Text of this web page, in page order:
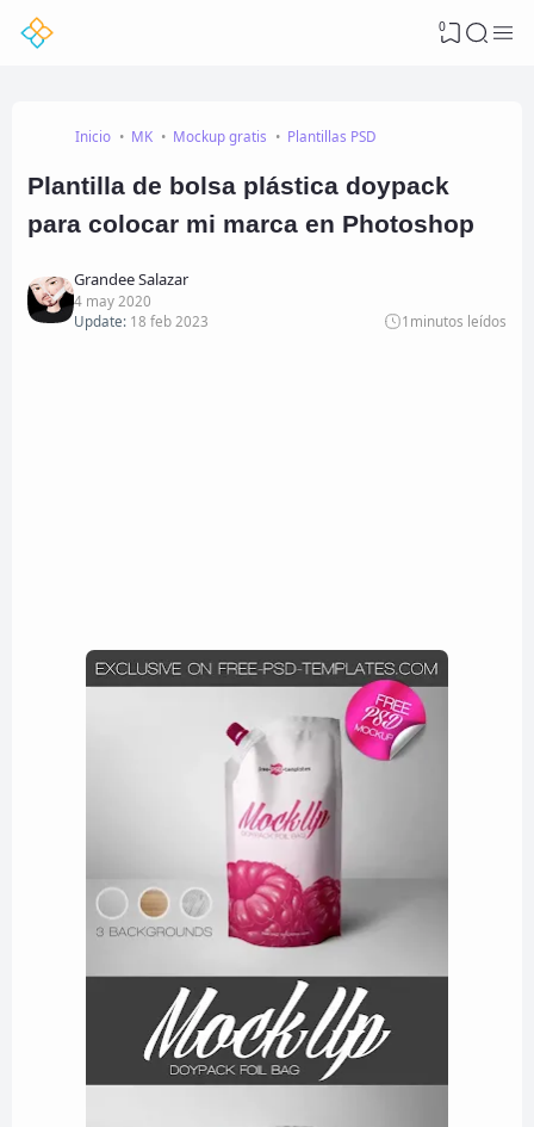
0
Inicio MK Mockup gratis Plantillas PSD
Plantilla de bolsa plástica doypack
para colocar mi marca en Photoshop
Grandee Salazar
4 may 2020
Update: 18 feb 2023 1 minutos leídos